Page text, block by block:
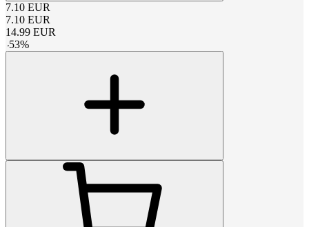
7.10 EUR
7.10 EUR
14.99 EUR
-53%